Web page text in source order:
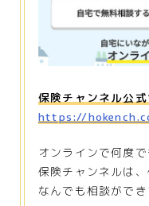
保険チャンネル公式
https://
オンラインで何度
保険チャンネルは
なんでも相談ができ